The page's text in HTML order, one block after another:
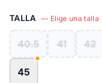
TALLA — Elige una talla
40.5 41 42
45